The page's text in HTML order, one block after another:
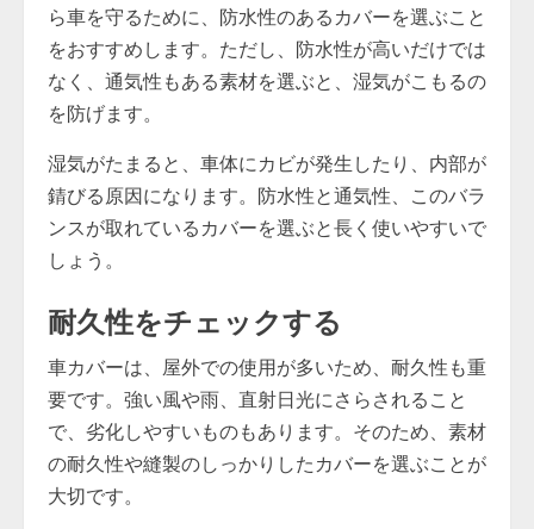
ら車を守るために、防水性のあるカバーを選ぶこと
をおすすめします。ただし、防水性が高いだけでは
なく、通気性もある素材を選ぶと、湿気がこもるの
を防げます。
湿気がたまると、車体にカビが発生したり、内部が
錆びる原因になります。防水性と通気性、このバラ
ンスが取れているカバーを選ぶと長く使いやすいで
しょう。
耐久性をチェックする
車カバーは、屋外での使用が多いため、耐久性も重
要です。強い風や雨、直射日光にさらされること
で、劣化しやすいものもあります。そのため、素材
の耐久性や縫製のしっかりしたカバーを選ぶことが
大切です。